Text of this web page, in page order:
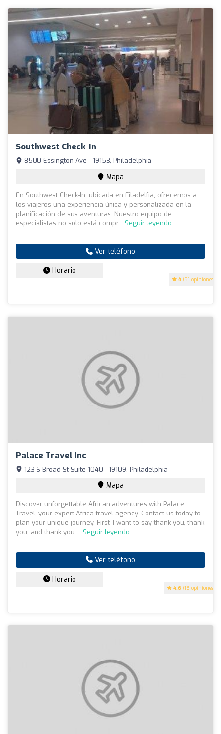
Southwest Check-In
4 (51 opiniones)
8500 Essington Ave - 19153, Philadelphia
Mapa
En Southwest Check-In, ubicada en Filadelfia, ofrecemos a
los viajeros una experiencia única y personalizada en la
planificación de sus aventuras. Nuestro equipo de
especialistas no solo está compr... Seguir leyendo
Ver teléfono
Horario
Palace Travel Inc
4.6 (16 opiniones)
123 S Broad St Suite 1040 - 19109, Philadelphia
Mapa
Discover unforgettable African adventures with Palace
Travel, your expert Africa travel agency. Contact us today to
plan your unique journey. First, I want to say thank you, thank
you, and thank you ... Seguir leyendo
Ver teléfono
Horario